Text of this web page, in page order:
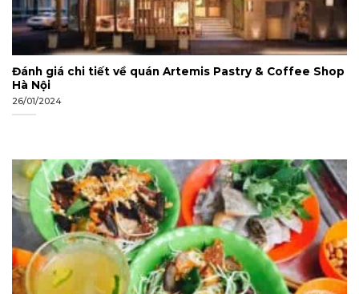
Đánh giá chi tiết về quán Artemis Pastry & Coffee Shop
Hà Nội
26/01/2024